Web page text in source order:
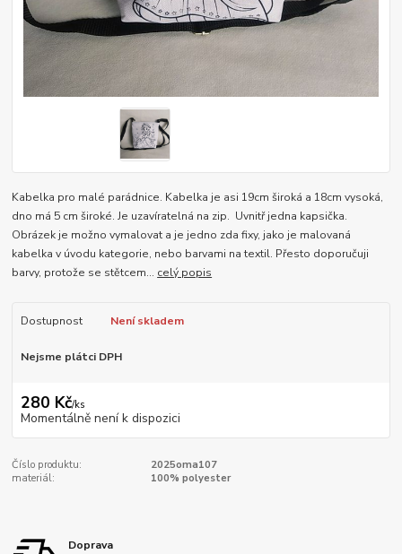
Kabelka pro malé parádnice. Kabelka je asi 19cm široká a 18cm vysoká,
dno má 5 cm široké. Je uzavíratelná na zip. Uvnitř jedna kapsička.
Obrázek je možno vymalovat a je jedno zda fixy, jako je malovaná
kabelka v úvodu kategorie, nebo barvami na textil. Přesto doporučuji
barvy, protože se stětcem... celý popis
Dostupnost Není skladem
Nejsme plátci DPH
280 Kč/ks
Momentálně není k dispozici
Číslo produktu:
2025oma107
materiál:
100% polyester
Doprava